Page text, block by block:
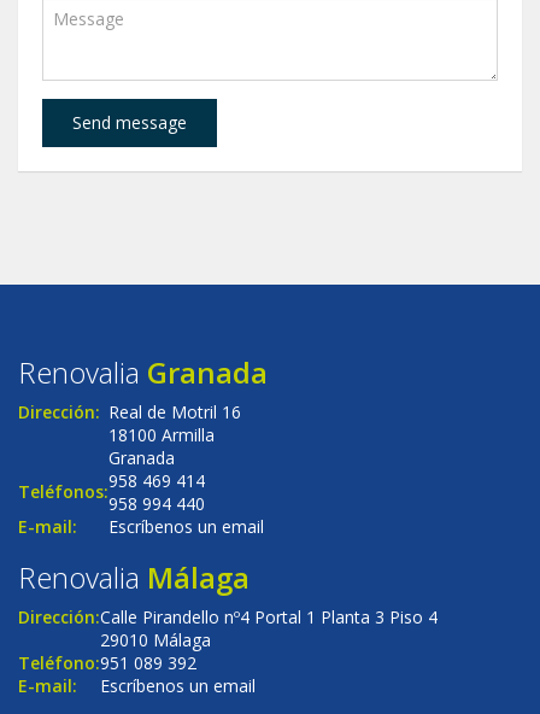
Send message
Renovalia Granada
Dirección: Real de Motril 16
18100 Armilla
Granada
Teléfonos:958 469 414
958 994 440
E-mail:
Escríbenos un email
Renovalia Málaga
Dirección:Calle Pirandello nº4 Portal 1 Planta 3 Piso 4
29010 Málaga
Teléfono:951 089 392
E-mail:
Escríbenos un email